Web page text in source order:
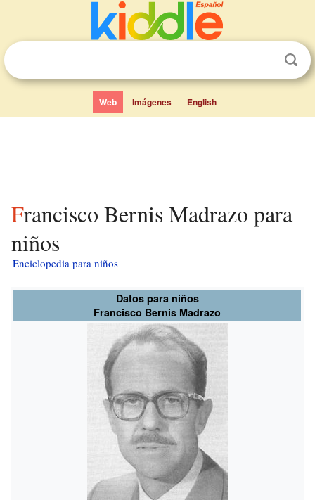
Web Imágenes English
Francisco Bernis Madrazo para
niños
Enciclopedia para niños
Datos para niños
Francisco Bernis Madrazo